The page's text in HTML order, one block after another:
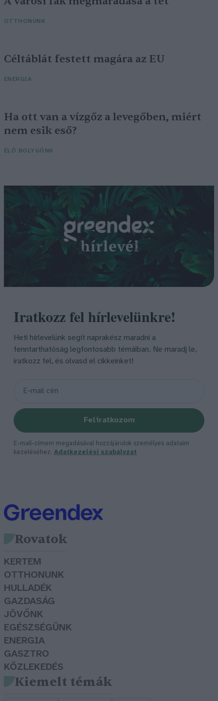
OTTHONUNK
Céltáblát festett magára az EU
ENERGIA
Ha ott van a vízgőz a levegőben, miért
nem esik eső?
ÉLŐ BOLYGÓNK
Iratkozz fel hírlevelünkre!
Heti hírlevelünk segít naprakész maradni a
fenntarthatóság legfontosabb témáiban. Ne maradj le,
iratkozz fel, és olvasd el cikkeinket!
Feliratkozom
E-mail-címem megadásával hozzájárulok személyes adataim
kezeléséhez. Adatkezelési szabályzat
Rovatok
KERTEM
OTTHONUNK
HULLADÉK
GAZDASÁG
JÖVŐNK
EGÉSZSÉGÜNK
ENERGIA
GASZTRO
KÖZLEKEDÉS
Kiemelt témák